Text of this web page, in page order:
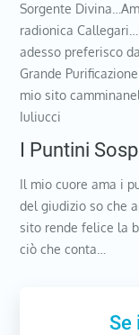
Sorgente
radionica
adesso preferisco
Grande
mio sito
Iuliucci
I Puntini
Il mio cuore ama i
del giudizio so che
sito rende felice la
ciò che conta…
Se